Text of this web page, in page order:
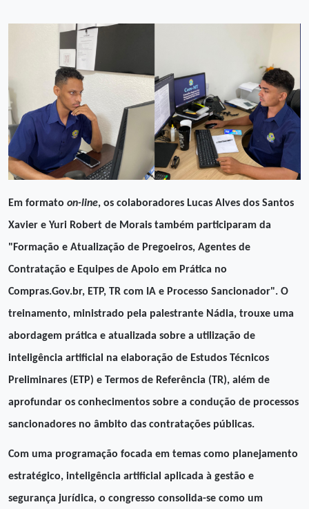
Em formato on-line, os colaboradores Lucas Alves dos Santos
Xavier e Yuri Robert de Morais também participaram da
"Formação e Atualização de Pregoeiros, Agentes de
Contratação e Equipes de Apoio em Prática no
Compras.Gov.br, ETP, TR com IA e Processo Sancionador". O
treinamento, ministrado pela palestrante Nádia, trouxe uma
abordagem prática e atualizada sobre a utilização de
inteligência artificial na elaboração de Estudos Técnicos
Preliminares (ETP) e Termos de Referência (TR), além de
aprofundar os conhecimentos sobre a condução de processos
sancionadores no âmbito das contratações públicas.
Com uma programação focada em temas como planejamento
estratégico, inteligência artificial aplicada à gestão e
segurança jurídica, o congresso consolida-se como um